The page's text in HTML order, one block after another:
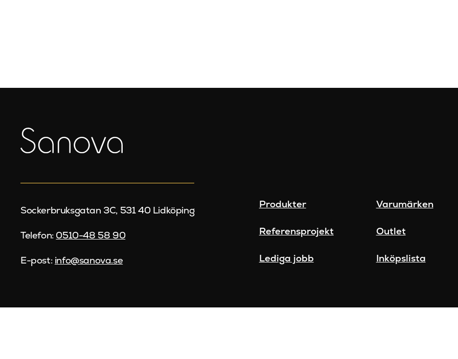
Sockerbruksgatan 3C, 531 40 Lidköping
Telefon: 0510-48 58 90
E-post: info@sanova.se
Produkter Varumärken
Referensprojekt Outlet
Lediga jobb Inköpslista